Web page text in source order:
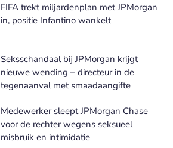
FIFA trekt miljardenplan met JPMorgan
in, positie Infantino wankelt
Seksschandaal bij JPMorgan krijgt
nieuwe wending – directeur in de
tegenaanval met smaadaangifte
Medewerker sleept JPMorgan Chase
voor de rechter wegens seksueel
misbruik en intimidatie